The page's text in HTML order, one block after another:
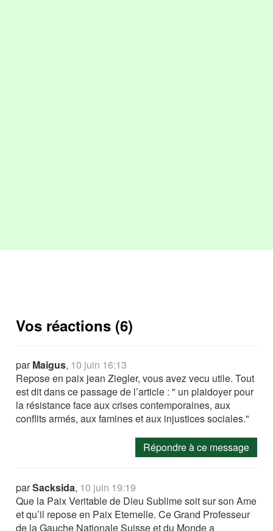
Vos réactions (6)
parMaigus, 10 juin 16:13
Repose en paix jean Ziegler, vous avez vecu utile. Tout
est dit dans ce passage de l’article : " un plaidoyer pour
la résistance face aux crises contemporaines, aux
conflits armés, aux famines et aux injustices sociales."
Répondre à ce message
parSacksida, 10 juin 19:19
Que la Paix Veritable de Dieu Sublime soit sur son Ame
et qu’il repose en Paix Eternelle. Ce Grand Professeur
de la Gauche Nationale Suisse et du Monde a